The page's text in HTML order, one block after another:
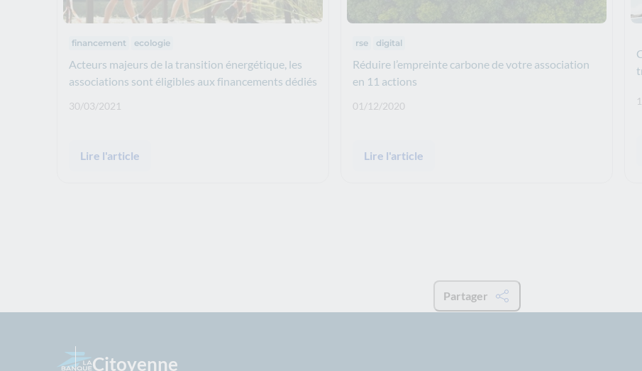
Thématiques :
financement ecologie
Acteurs majeurs de la transition énergétique, les
associations sont éligibles aux financements dédiés
Date de publication: :
30/03/2021
Lire l'article
Thématiques :
rse digital
Réduire l’empreinte carbone de votre association
en 11 actions
Date de publication: :
01/12/2020
Lire l'article
Partager
Citoyenne